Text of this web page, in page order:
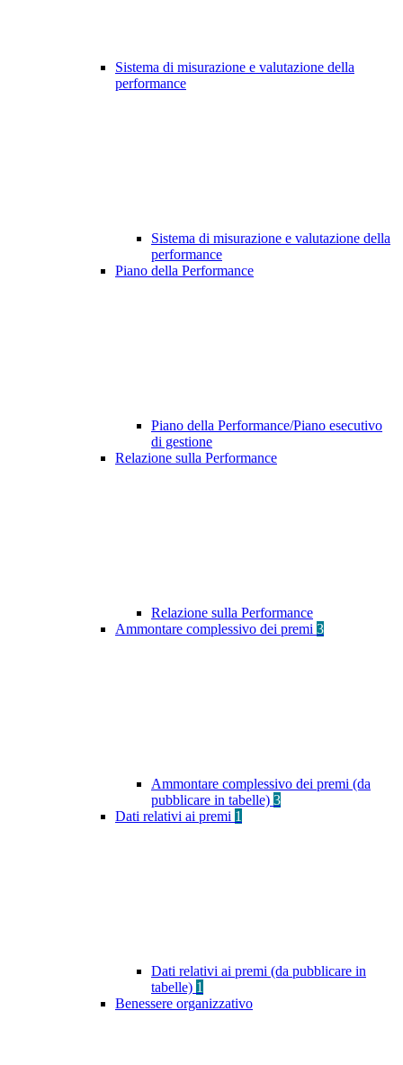
Sistema di misurazione e valutazione della
performance
Sistema di misurazione e valutazione della
performance
Piano della Performance
Piano della Performance/Piano esecutivo
di gestione
Relazione sulla Performance
Relazione sulla Performance
Ammontare complessivo dei premi 3
Ammontare complessivo dei premi (da
pubblicare in tabelle) 3
Dati relativi ai premi 1
Dati relativi ai premi (da pubblicare in
tabelle) 1
Benessere organizzativo